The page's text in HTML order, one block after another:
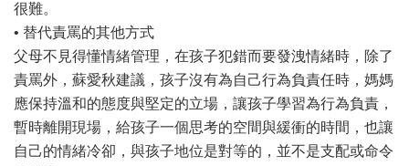
很難。
• 替代責罵的其他方式
父母不見得懂情緒管理，在孩子犯錯而要發洩情緒時，除了
責罵外，蘇愛秋建議，孩子沒有為自己行為負責任時，媽媽
應保持溫和的態度與堅定的立場，讓孩子學習為行為負責，
暫時離開現場，給孩子一個思考的空間與緩衝的時間，也讓
自己的情緒冷卻，與孩子地位是對等的，並不是支配或命令